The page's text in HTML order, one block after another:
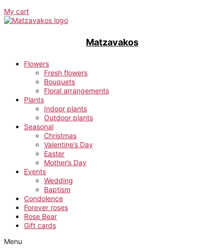
My cart
Matzavakos
Flowers
Fresh flowers
Bouquets
Floral arrangements
Plants
Indoor plants
Outdoor plants
Seasonal
Christmas
Valentine’s Day
Easter
Mother’s Day
Events
Wedding
Baptism
Condolence
Forever roses
Rose Bear
Gift cards
Menu